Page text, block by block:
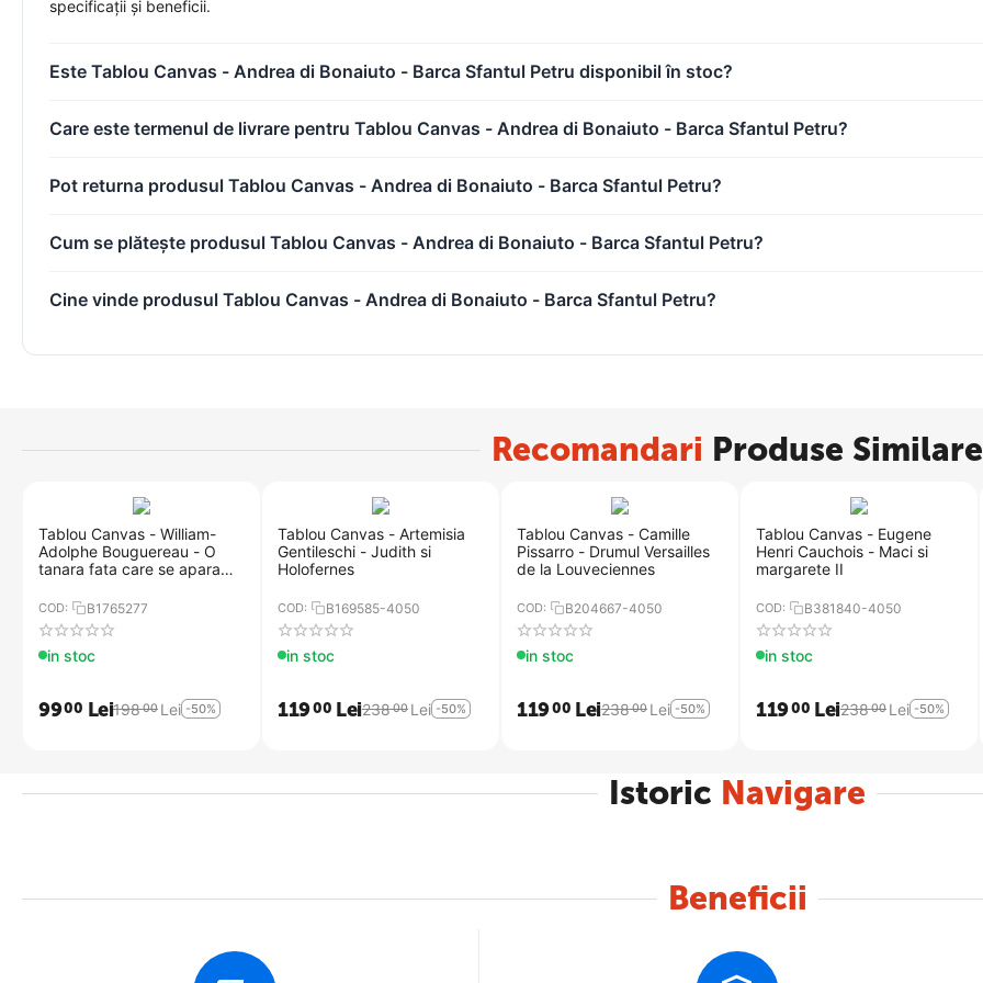
cu mediul (ecologice), dar si durabile.
Sasiul
Panourile MDF pe care le folosim pentru fabricarea sasiului sunt de o calitatea superioara, fiind taiate cu precizie la dimensiunile dorite.
Ambalarea Produselor
Livrarea Produselor Tablouri Decor se face prin curierat special, destinat transportului produselor fragile.
Toate tablourile poarta marca "FRAGIL" si sunt manuite cu multa atentie si grija de catre agentii nostri.
specificații și beneficii.
Este Tablou Canvas - Andrea di Bonaiuto - Barca Sfantul Petru disponibil în stoc?
Care este termenul de livrare pentru Tablou Canvas - Andrea di Bonaiuto - Barca Sfantul Petru?
Pot returna produsul Tablou Canvas - Andrea di Bonaiuto - Barca Sfantul Petru?
Cum se plătește produsul Tablou Canvas - Andrea di Bonaiuto - Barca Sfantul Petru?
Cine vinde produsul Tablou Canvas - Andrea di Bonaiuto - Barca Sfantul Petru?
Recomandari Produse Similare
Tablou Canvas - William-
Adolphe Bouguereau - O
tanara fata care se apara
COD: B1765277
in stoc
9900 Lei19800 Lei -50%
Tablou Canvas - Artemisia
Gentileschi - Judith si
Holofernes
COD: B169585-4050
in stoc
11900 Lei23800 Lei -50%
Tablou Canvas - Camille
Pissarro - Drumul Versailles
de la Louveciennes
COD: B204667-4050
in stoc
11900 Lei23800 Lei -50%
Tablou Canvas - Eugene
Henri Cauchois - Maci si
margarete II
COD: B381840-4050
in stoc
11900 Lei23800 Lei -50%
Istoric Navigare
Beneficii